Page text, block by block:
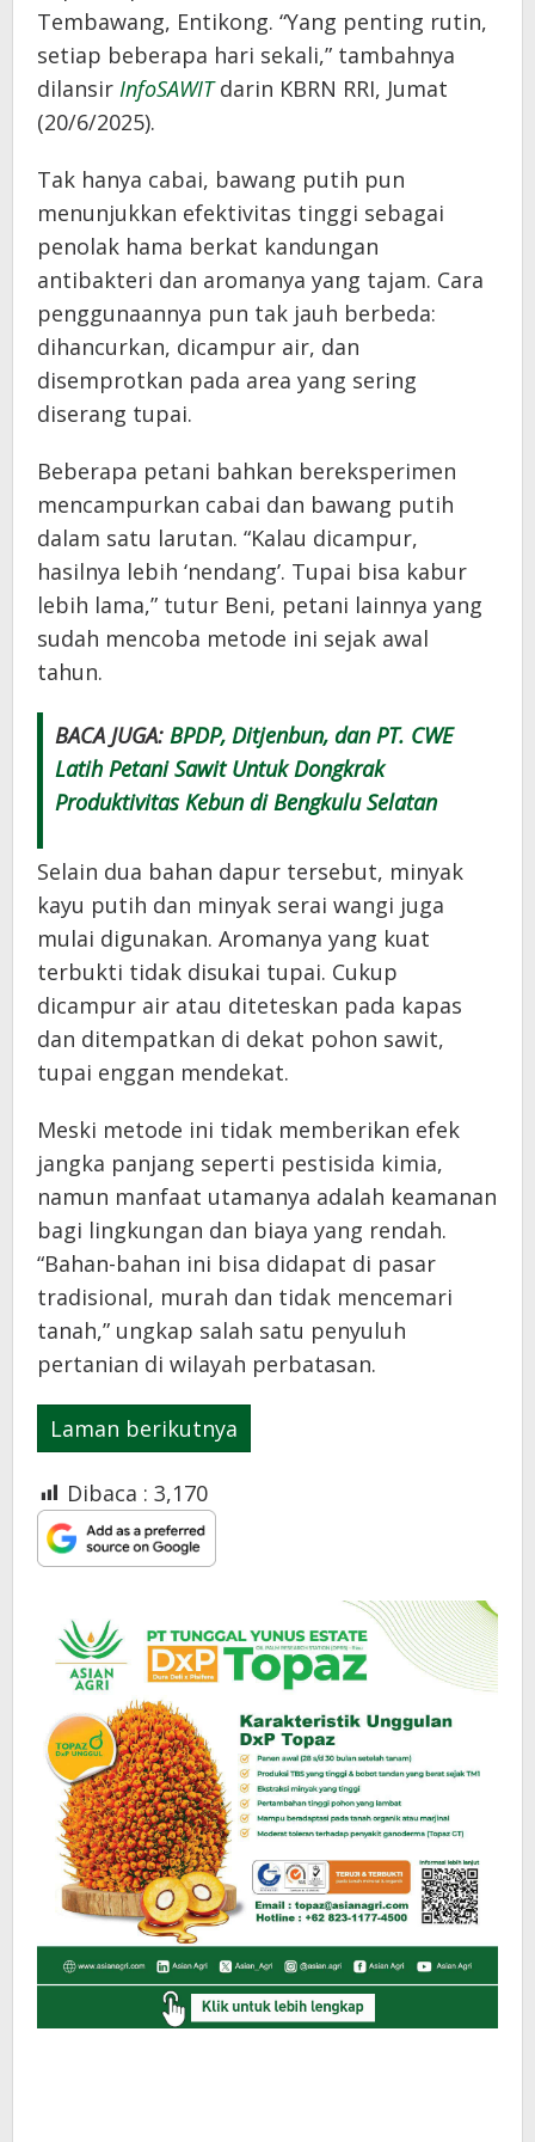
Tembawang, Entikong. “Yang penting rutin,
setiap beberapa hari sekali,” tambahnya
dilansir InfoSAWITdarin KBRN RRI, Jumat
(20/6/2025).
Tak hanya cabai, bawang putih pun
menunjukkan efektivitas tinggi sebagai
penolak hama berkat kandungan
antibakteri dan aromanya yang tajam. Cara
penggunaannya pun tak jauh berbeda:
dihancurkan, dicampur air, dan
disemprotkan pada area yang sering
diserang tupai.
Beberapa petani bahkan bereksperimen
mencampurkan cabai dan bawang putih
dalam satu larutan. “Kalau dicampur,
hasilnya lebih ‘nendang’. Tupai bisa kabur
lebih lama,” tutur Beni, petani lainnya yang
sudah mencoba metode ini sejak awal
tahun.
BACA JUGA: BPDP, Ditjenbun, dan PT. CWE
Latih Petani Sawit Untuk Dongkrak
Produktivitas Kebun di Bengkulu Selatan
Selain dua bahan dapur tersebut, minyak
kayu putih dan minyak serai wangi juga
mulai digunakan. Aromanya yang kuat
terbukti tidak disukai tupai. Cukup
dicampur air atau diteteskan pada kapas
dan ditempatkan di dekat pohon sawit,
tupai enggan mendekat.
Meski metode ini tidak memberikan efek
jangka panjang seperti pestisida kimia,
namun manfaat utamanya adalah keamanan
bagi lingkungan dan biaya yang rendah.
“Bahan-bahan ini bisa didapat di pasar
tradisional, murah dan tidak mencemari
tanah,” ungkap salah satu penyuluh
pertanian di wilayah perbatasan.
Laman berikutnya
Dibaca : 3,170